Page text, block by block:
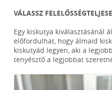
VÁLASSZ
Egy kiskutya kiválasztásánál
előfordulhat, hogy álmaid
kiskutyád legyen, aki a
tenyésztő a legjobbat